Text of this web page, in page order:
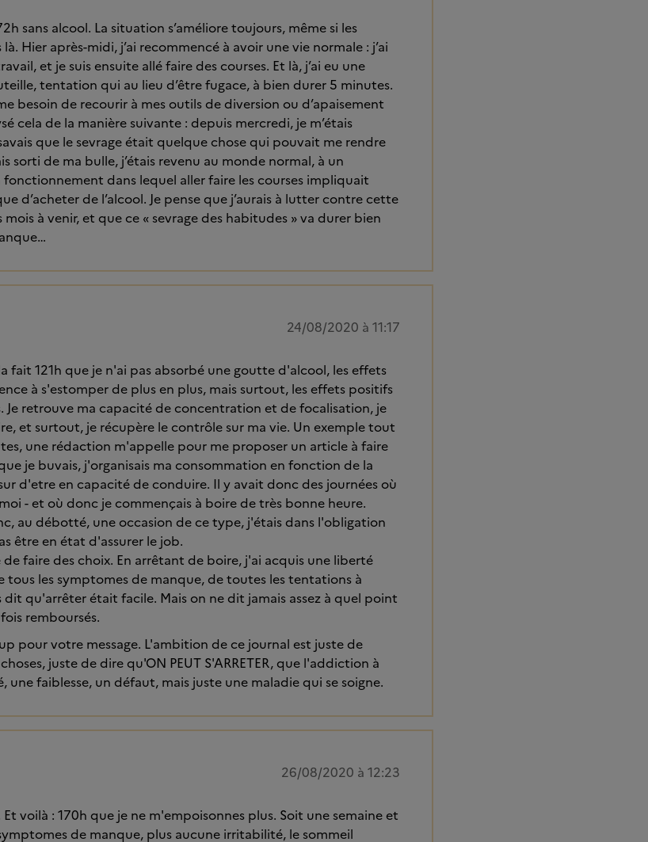
sans alcool. La situation s’améliore toujours, même si les
Hier après-midi, j’ai recommencé à avoir une vie normale : j’ai
et je suis ensuite allé faire des courses. Et là, j’ai eu une
tentation qui au lieu d’être fugace, à bien durer 5 minutes.
besoin de recourir à mes outils de diversion ou d’apaisement
cela de la manière suivante : depuis mercredi, je m’étais
que le sevrage était quelque chose qui pouvait me rendre
sorti de ma bulle, j’étais revenu au monde normal, à un
dans lequel aller faire les courses impliquait
d’acheter de l’alcool. Je pense que j’aurais à lutter contre cette
à venir, et que ce « sevrage des habitudes » va durer bien
24/08/2020 à 11:17
fait 121h que je n'ai pas absorbé une goutte d'alcool, les effets
à s'estomper de plus en plus, mais surtout, les effets positifs
Je retrouve ma capacité de concentration et de focalisation, je
et surtout, je récupère le contrôle sur ma vie. Un exemple tout
une rédaction m'appelle pour me proposer un article à faire
je buvais, j'organisais ma consommation en fonction de la
d'etre en capacité de conduire. Il y avait donc des journées où
- et où donc je commençais à boire de très bonne heure.
au débotté, une occasion de ce type, j'étais dans l'obligation
être en état d'assurer le job.
faire des choix. En arrêtant de boire, j'ai acquis une liberté
tous les symptomes de manque, de toutes les tentations à
dit qu'arrêter était facile. Mais on ne dit jamais assez à quel point
remboursés.
pour votre message. L'ambition de ce journal est juste de
juste de dire qu'ON PEUT S'ARRETER, que l'addiction à
faiblesse, un défaut, mais juste une maladie qui se soigne.
26/08/2020 à 12:23
voilà : 170h que je ne m'empoisonnes plus. Soit une semaine et
de manque, plus aucune irritabilité, le sommeil